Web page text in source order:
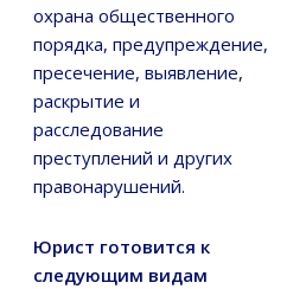
охрана общественного
порядка, предупреждение,
пресечение, выявление,
раскрытие и
расследование
преступлений и других
правонарушений.
Юрист готовится к
следующим видам